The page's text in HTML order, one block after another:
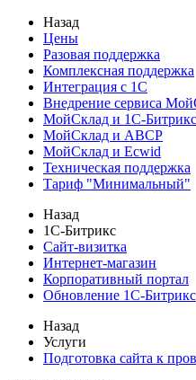
Назад
Цены
Разовая поддержка
Комплексная поддержка
Интеграция с 1С
Внедрение сервиса
МойСклад и 1С-Битрикс
МойСклад и ABCP
МойСклад и Ecwid
Техническая поддержка
Тариф "Минимальный"
Назад
1С-Битрикс
Сайт-визитка
Интернет-магазин
Корпоративный портал
Обновление 1С-Битрикс
Назад
Услуги
Подготовка сайта к